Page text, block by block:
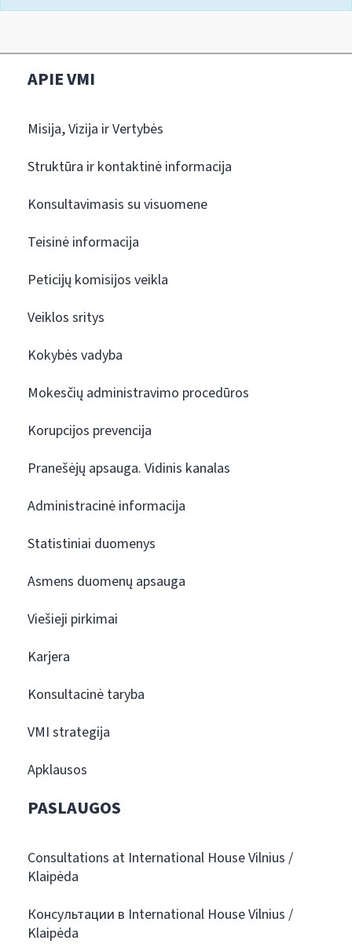
APIE VMI
Misija, Vizija ir Vertybės
Struktūra ir kontaktinė informacija
Konsultavimasis su visuomene
Teisinė informacija
Peticijų komisijos veikla
Veiklos sritys
Kokybės vadyba
Mokesčių administravimo procedūros
Korupcijos prevencija
Pranešėjų apsauga. Vidinis kanalas
Administracinė informacija
Statistiniai duomenys
Asmens duomenų apsauga
Viešieji pirkimai
Karjera
Konsultacinė taryba
VMI strategija
Apklausos
PASLAUGOS
Consultations at International House Vilnius /
Klaipėda
Консультации в International House Vilnius /
Klaipėda